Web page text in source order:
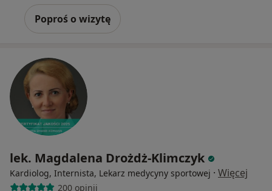
Poproś o wizytę
lek. Magdalena Drożdż-Klimczyk
Kardiolog, Internista, Lekarz medycyny sportowej · Więcej
200 opinii